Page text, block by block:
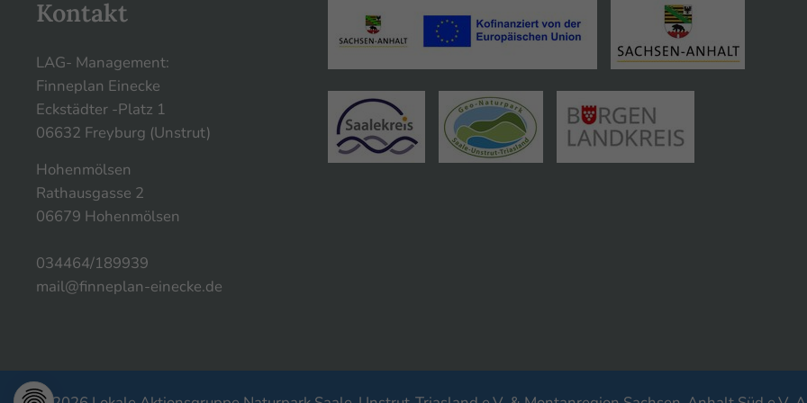
Kontakt
LAG- Management:
Finneplan Einecke
Eckstädter -Platz 1
06632 Freyburg (Unstrut)
Hohenmölsen
Rathausgasse 2
06679 Hohenmölsen
034464/189939
mail@finneplan-einecke.de